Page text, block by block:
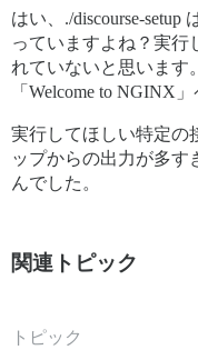
Disk /dev/sda: 40
Disk model:
Units: sectors of 1
Sector size
I/O size (minimum/
Disk identifier:
Device       Start
/dev/sda1     2048
Disk /dev/mapper/
Sector size
I/O size
はい、./discourse-
っていますよね？実行
れていないと思います
「Welcome to NGINX
実行してほしい特定の
ップからの出力が多す
んでした。
関連トピック
トピック